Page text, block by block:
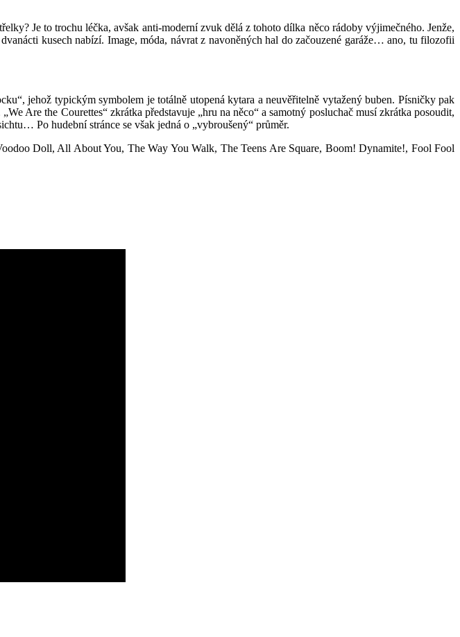
Je to trochu léčka, avšak anti-moderní zvuk dělá z tohoto dílka něco rádoby výjimečného. Jenže,
kusech nabízí. Image, móda, návrat z navoněných hal do začouzené garáže… ano, tu filozofii
jehož typickým symbolem je totálně utopená kytara a neuvěřitelně vytažený buben. Písničky pak
Are the Courettes“ zkrátka představuje „hru na něco“ a samotný posluchač musí zkrátka posoudit,
Po hudební stránce se však jedná o „vybroušený“ průměr.
Doll, All About You, The Way You Walk, The Teens Are Square, Boom! Dynamite!, Fool Fool